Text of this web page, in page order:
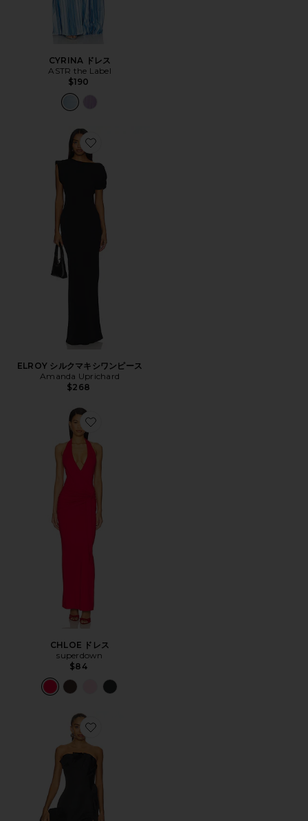
CYRINA ドレス
ASTR the Label
$190
Favorite ELROY シルクマキシワンピース
ELROY シルクマキシワンピース
Amanda Uprichard
$268
Favorite CHLOE ドレス
CHLOE ドレス
superdown
$84
Favorite BRIGIT ガウン